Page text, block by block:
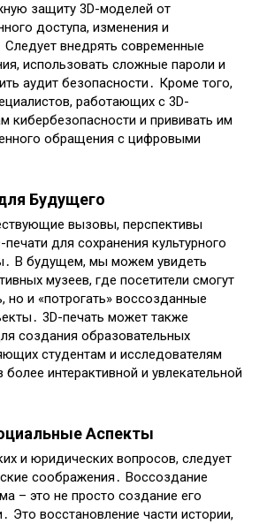
защиту 3D-моделей от
доступа, изменения и
Следует внедрять современные
использовать сложные пароли и
аудит безопасности․ Кроме того,
работающих с 3D-
кибербезопасности и прививать им
обращения с цифровыми
Будущего
вызовы, перспективы
для сохранения культурного
В будущем, мы можем увидеть
музеев, где посетители смогут
но и «потрогать» воссозданные
3D-печать может также
создания образовательных
студентам и исследователям
интерактивной и увлекательной
Аспекты
и юридических вопросов, следует
соображения․ Воссоздание
– это не просто создание его
Это восстановление части истории,